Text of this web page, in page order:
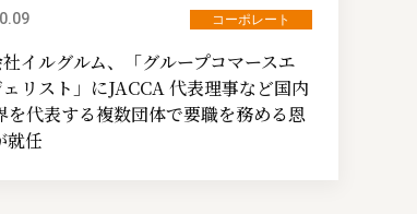
コーポレート
イルグルム、「グループコマースエ
リスト」にJACCA 代表理事など国内
を代表する複数団体で要職を務める恩
就任